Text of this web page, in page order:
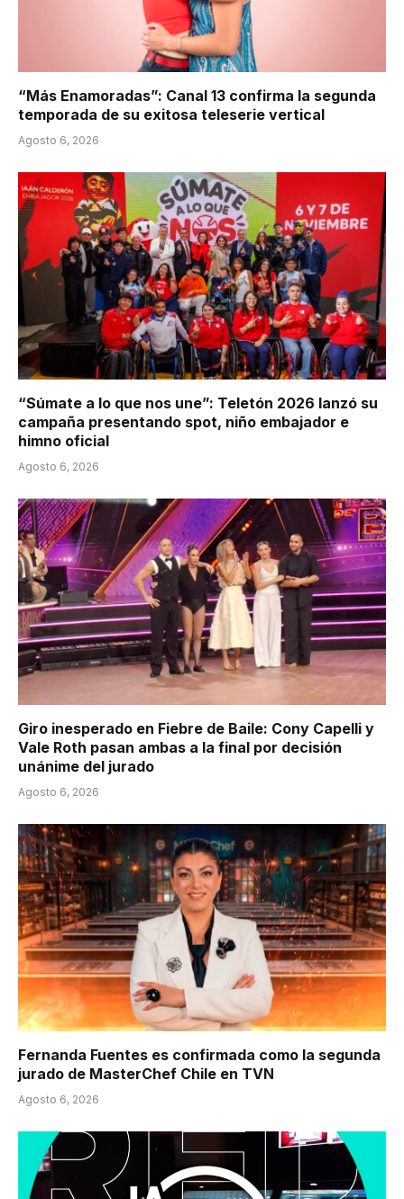
“Más Enamoradas”: Canal 13 confirma la segunda
temporada de su exitosa teleserie vertical
Agosto 6, 2026
“Súmate a lo que nos une”: Teletón 2026 lanzó su
campaña presentando spot, niño embajador e
himno oficial
Agosto 6, 2026
Giro inesperado en Fiebre de Baile: Cony Capelli y
Vale Roth pasan ambas a la final por decisión
unánime del jurado
Agosto 6, 2026
Fernanda Fuentes es confirmada como la segunda
jurado de MasterChef Chile en TVN
Agosto 6, 2026